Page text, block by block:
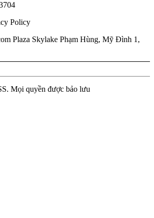
Policy
Plaza Skylake Phạm Hùng, Mỹ Đình 1,
Mọi quyền được bảo lưu